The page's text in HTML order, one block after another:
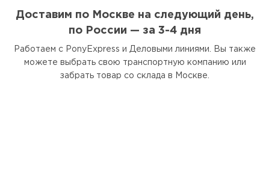
Доставим по Москве на следующий день,
по России — за 3-4 дня
Работаем с PonyExpress и Деловыми линиями. Вы также
можете выбрать свою транспортную компанию или
забрать товар со склада в Москве.